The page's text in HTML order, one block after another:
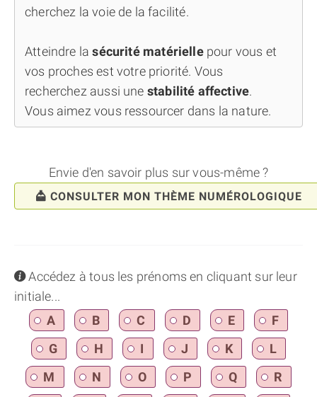
cherchez la voie de la facilité.
Atteindre lasécurité matérielle pour vous et
vos proches est votre priorité. Vous
recherchez aussi une stabilité affective.
Vous aimez vous ressourcer dans la nature.
Envie d'en savoir plus sur vous-même ?
CONSULTER MON THÈME NUMÉROLOGIQUE
infoAccédez à tous les prénoms en cliquant sur leur
initiale...
A
B C D E
F
G
H I J K
L
M
N O P Q
R